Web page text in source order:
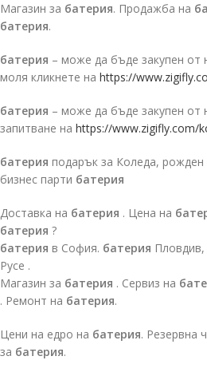
Магазин за батерия. Продажба на
батерия.
батерия – може да бъде закупен от
моля кликнете на https://
батерия – може да бъде закупен от
запитване на https://www.zigifly.com/
батерия подарък за Коледа, рожден
бизнес парти батерия
Доставка на батерия . Цена на
батерия ?
батерия в София. батерия Пловдив,
Русе .
Магазин за батерия . Сервиз на
. Ремонт на батерия.
Цени на едро на батерия. Резервна
за батерия.